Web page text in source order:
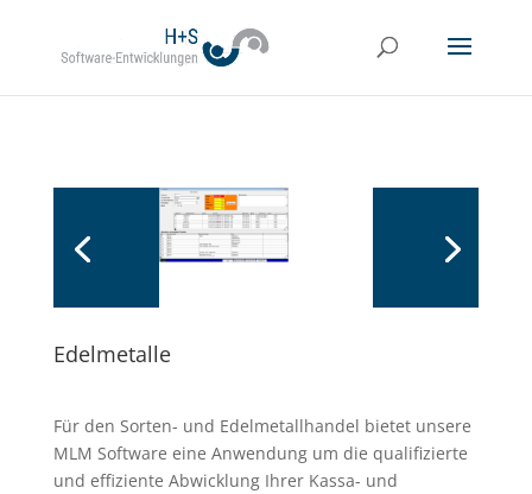
Edelmetalle
Für den Sorten- und Edelmetallhandel bietet unsere
MLM Software eine Anwendung um die qualifizierte
und effiziente Abwicklung Ihrer Kassa- und